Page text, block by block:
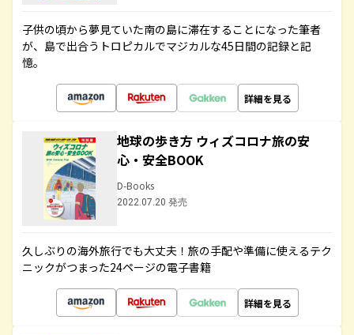
子供の頃から夢見ていた南の島に滞在することになった筆者
が、島で出合うトロピカルでマジカルな45日間の記録と記
憶。
詳細を見る
地球の歩き方 ウィズコロナ旅の安
心・安全BOOK
D-Books
2022.07.20 発売
久しぶりの海外旅行でも大丈夫！旅の手配や準備に使えるテク
ニックがつまった24ページの電子書籍
詳細を見る